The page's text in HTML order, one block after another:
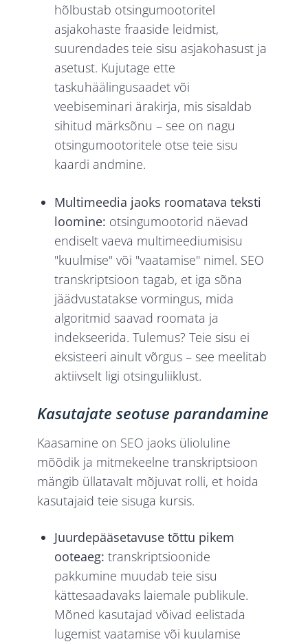
hõlbustab otsingumootoritel
asjakohaste fraaside leidmist,
suurendades teie sisu asjakohasust ja
asetust. Kujutage ette
taskuhäälingusaadet või
veebiseminari ärakirja, mis sisaldab
sihitud märksõnu – see on nagu
otsingumootoritele otse teie sisu
kaardi andmine.
Multimeedia jaoks roomatava teksti
loomine: otsingumootorid näevad
endiselt vaeva multimeediumisisu
"kuulmise" või "vaatamise" nimel. SEO
transkriptsioon tagab, et iga sõna
jäädvustatakse vormingus, mida
algoritmid saavad roomata ja
indekseerida. Tulemus? Teie sisu ei
eksisteeri ainult võrgus – see meelitab
aktiivselt ligi otsinguliiklust.
Kasutajate seotuse parandamine
Kaasamine on SEO jaoks ülioluline
mõõdik ja mitmekeelne transkriptsioon
mängib üllatavalt mõjuvat rolli, et hoida
kasutajaid teie sisuga kursis.
Juurdepääsetavuse tõttu pikem
ooteaeg: transkriptsioonide
pakkumine muudab teie sisu
kättesaadavaks laiemale publikule.
Mõned kasutajad võivad eelistada
lugemist vaatamise või kuulamise